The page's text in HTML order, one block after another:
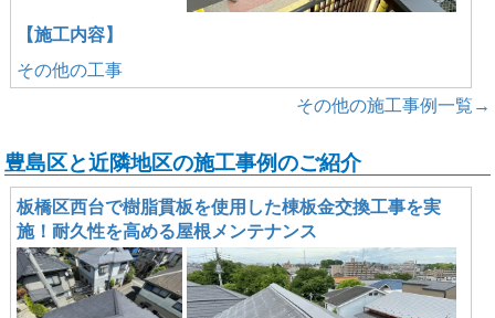
【施工内容】
その他の工事
その他の施工事例一覧→
豊島区と近隣地区の施工事例のご紹介
板橋区西台で樹脂貫板を使用した棟板金交換工事を実
施！耐久性を高める屋根メンテナンス